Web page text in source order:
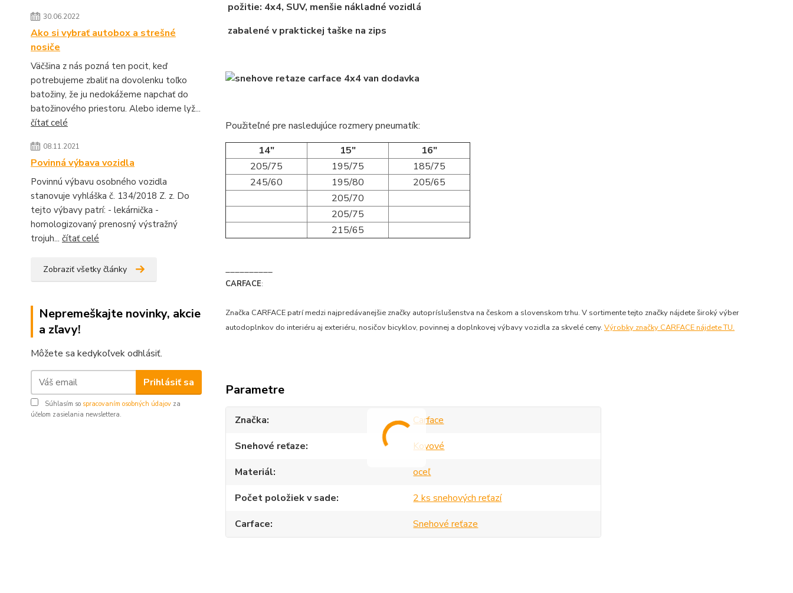
30.06.2022
Ako si vybrať autobox a strešné
nosiče
Väčšina z nás pozná ten pocit, keď
potrebujeme zbaliť na dovolenku toľko
batožiny, že ju nedokážeme napchať do
batožinového priestoru. Alebo ideme lyž...
čítať celé
08.11.2021
Povinná výbava vozidla
Povinnú výbavu osobného vozidla
stanovuje vyhláška č. 134/2018 Z. z. Do
tejto výbavy patrí: - lekárnička -
homologizovaný prenosný výstražný
trojuh... čítať celé
Zobraziť všetky články
Nepremeškajte novinky, akcie
a zľavy!
Môžete sa kedykoľvek odhlásiť.
Prihlásiť sa
Súhlasím so spracovaním osobných údajov za
účelom zasielania newslettera.
požitie: 4x4, SUV, menšie nákladné vozidlá
zabalené v praktickej taške na zips
Použiteľné pre nasledujúce rozmery pneumatík:
14"
15"
16"
205/75
195/75
185/75
245/60
195/80
205/65
205/70
205/75
215/65
__________
CARFACE:
Značka CARFACE patrí medzi najpredávanejšie značky autopríslušenstva na českom a slovenskom trhu. V sortimente tejto značky nájdete široký výber
autodoplnkov do interiéru aj exteriéru, nosičov bicyklov, povinnej a doplnkovej výbavy vozidla za skvelé ceny. Výrobky značky CARFACE nájdete TU.
Parametre
Značka
Carface
Snehové reťaze
Kovové
Materiál
oceľ
Počet položiek v sade
2 ks snehových reťazí
Carface
Snehové reťaze